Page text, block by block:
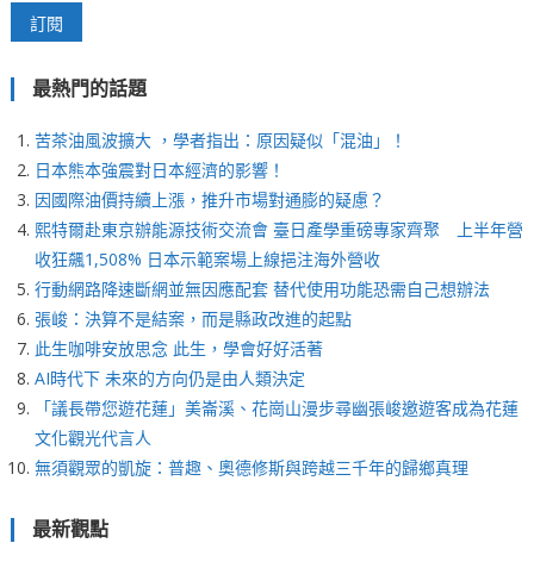
最熱門的話題
苦茶油風波擴大 ，學者指出：原因疑似「混油」！
日本熊本強震對日本經濟的影響！
因國際油價持續上漲，推升市場對通膨的疑慮？
熙特爾赴東京辦能源技術交流會 臺日產學重磅專家齊聚 上半年營
收狂飆1,508% 日本示範案場上線挹注海外營收
行動網路降速斷網並無因應配套 替代使用功能恐需自己想辦法
張峻：決算不是結案，而是縣政改進的起點
此生咖啡安放思念 此生，學會好好活著
AI時代下 未來的方向仍是由人類決定
「議長帶您遊花蓮」美崙溪、花崗山漫步尋幽張峻邀遊客成為花蓮
文化觀光代言人
無須觀眾的凱旋：普趣、奧德修斯與跨越三千年的歸鄉真理
最新觀點